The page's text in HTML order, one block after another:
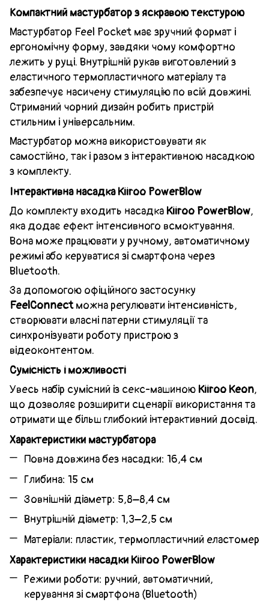
Компактний мастурбатор з яскравою текстурою
Мастурбатор Feel Pocket має зручний формат і
ергономічну форму, завдяки чому комфортно
лежить у руці. Внутрішній рукав виготовлений з
еластичного термопластичного матеріалу та
забезпечує насичену стимуляцію по всій довжині.
Стриманий чорний дизайн робить пристрій
стильним і універсальним.
Мастурбатор можна використовувати як
самостійно, так і разом з інтерактивною насадкою
з комплекту.
Інтерактивна насадка Kiiroo PowerBlow
До комплекту входить насадкаKiiroo PowerBlow,
яка додає ефект інтенсивного всмоктування.
Вона може працювати у ручному, автоматичному
режимі або керуватися зі смартфона через
Bluetooth.
За допомогою офіційного застосунку
FeelConnectможна регулювати інтенсивність,
створювати власні патерни стимуляції та
синхронізувати роботу пристрою з
відеоконтентом.
Сумісність і можливості
Увесь набір сумісний із секс-машиноюKiiroo Keon,
що дозволяє розширити сценарії використання та
отримати ще більш глибокий інтерактивний досвід.
Характеристики мастурбатора
Повна довжина без насадки: 16,4 см
Глибина: 15 см
Зовнішній діаметр: 5,8–8,4 см
Внутрішній діаметр: 1,3–2,5 см
Матеріали: пластик, термопластичний еластомер
Характеристики насадки Kiiroo PowerBlow
Режими роботи: ручний, автоматичний,
керування зі смартфона (Bluetooth)